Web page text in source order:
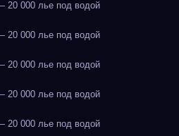
000 лье под водой
000 лье под водой
000 лье под водой
000 лье под водой
000 лье под водой